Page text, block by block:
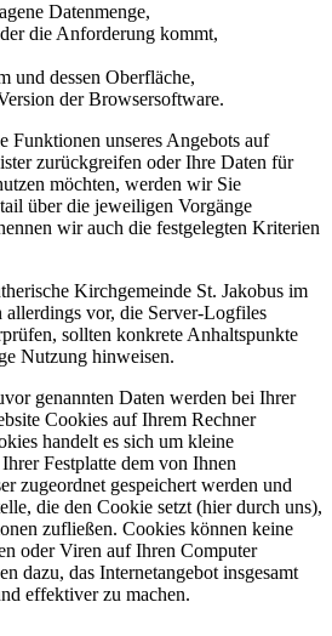
Datenmenge,
die Anforderung kommt,
und dessen Oberfläche,
der Browsersoftware.
Funktionen unseres Angebots auf
zurückgreifen oder Ihre Daten für
möchten, werden wir Sie
über die jeweiligen Vorgänge
wir auch die festgelegten Kriterien
Kirchgemeinde St. Jakobus im
allerdings vor, die Server-Logfiles
sollten konkrete Anhaltspunkte
Nutzung hinweisen.
genannten Daten werden bei Ihrer
Cookies auf Ihrem Rechner
handelt es sich um kleine
Festplatte dem von Ihnen
zugeordnet gespeichert werden und
die den Cookie setzt (hier durch uns),
zufließen. Cookies können keine
oder Viren auf Ihren Computer
dazu, das Internetangebot insgesamt
effektiver zu machen.